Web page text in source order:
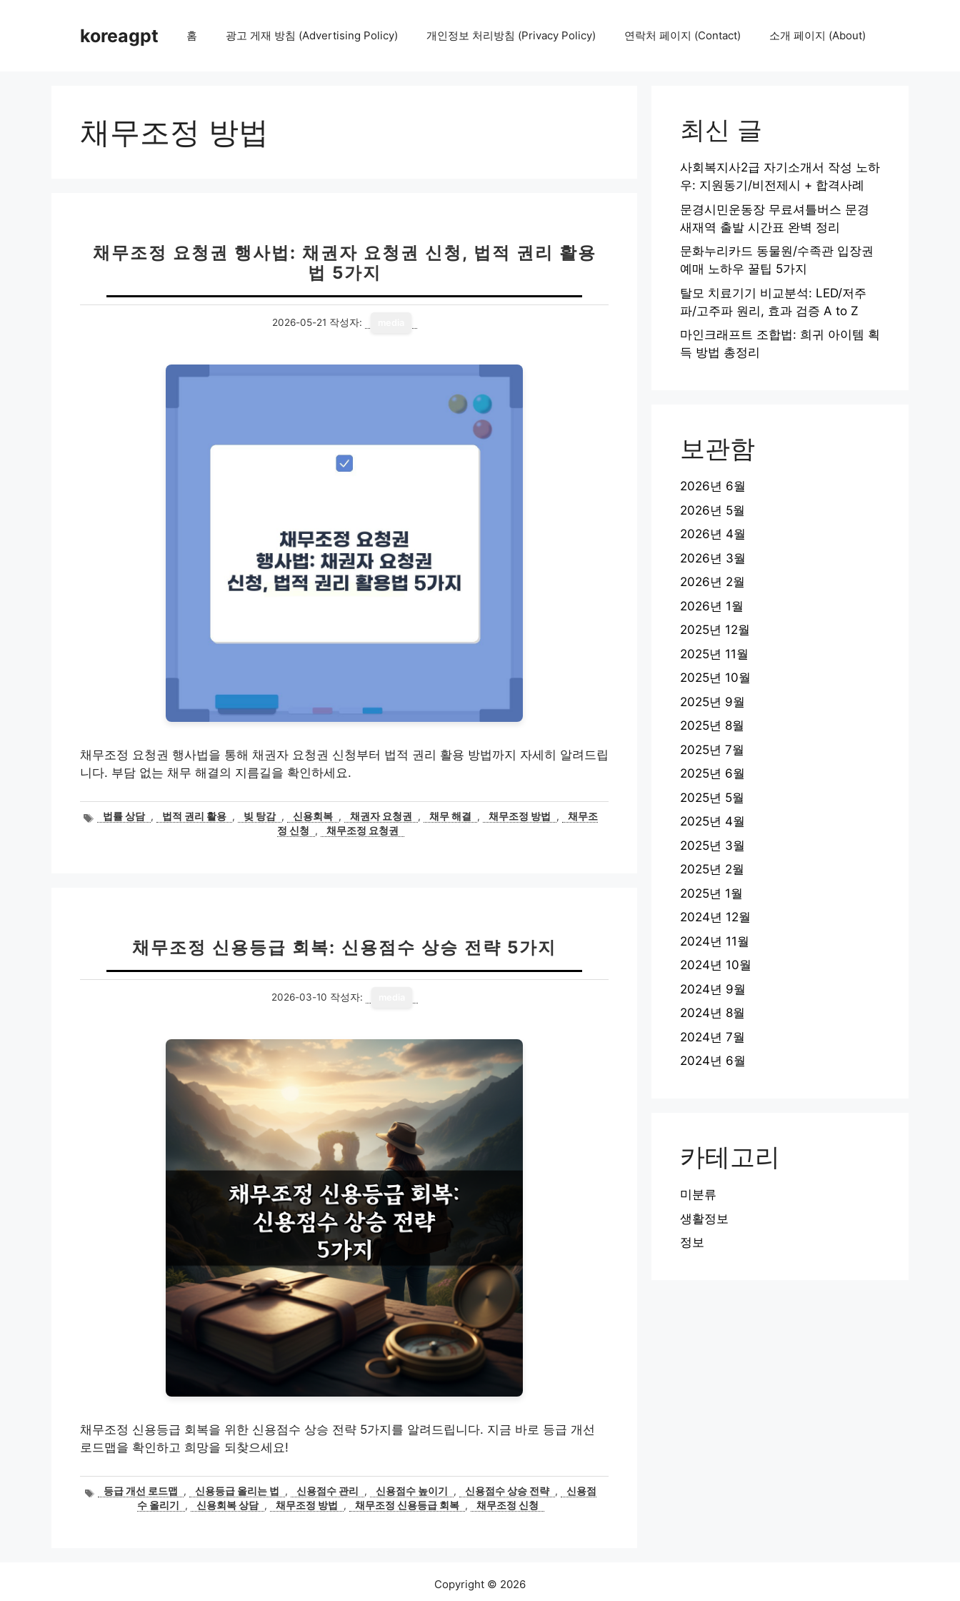
koreagpt 홈 광고 게재 방침 (Advertising Policy) 개인정보 처리방침 (Privacy Policy) 연락처 페이지 (Contact) 소개 페이지 (About)
채무조정 방법
채무조정 요청권 행사법: 채권자 요청권 신청, 법적 권리 활용
법 5가지
2026-05-21 작성자:
채무조정 요청권 행사법을 통해 채권자 요청권 신청부터 법적 권리 활용 방법까지 자세히 알려드립
니다. 부담 없는 채무 해결의 지름길을 확인하세요.
태법률 상담 , 법적 권리 활용 , 빚 탕감 , 신용회복 , 채권자 요청권 , 채무 해결 , 채무조정 방법 ,
채무조
정 신청
, 채무조정 요청권
채무조정 신용등급 회복: 신용점수 상승 전략 5가지
2026-03-10 작성자:
채무조정 신용등급 회복을 위한 신용점수 상승 전략 5가지를 알려드립니다. 지금 바로 등급 개선
로드맵을 확인하고 희망을 되찾으세요!
태등급 개선 로드맵 , 신용등급 올리는 법 , 신용점수 관리 , 신용점수 높이기 , 신용점수 상승 전략 ,
신용점
수 올리기
, 신용회복 상담 , 채무조정 방법 , 채무조정 신용등급 회복 , 채무조정 신청
최신 글
사회복지사2급 자기소개서 작성 노하
우: 지원동기/비전제시 + 합격사례
문경시민운동장 무료셔틀버스 문경
새재역 출발 시간표 완벽 정리
문화누리카드 동물원/수족관 입장권
예매 노하우 꿀팁 5가지
탈모 치료기기 비교분석: LED/저주
파/고주파 원리, 효과 검증 A to Z
마인크래프트 조합법: 희귀 아이템 획
득 방법 총정리
보관함
2026년 6월
2026년 5월
2026년 4월
2026년 3월
2026년 2월
2026년 1월
2025년 12월
2025년 11월
2025년 10월
2025년 9월
2025년 8월
2025년 7월
2025년 6월
2025년 5월
2025년 4월
2025년 3월
2025년 2월
2025년 1월
2024년 12월
2024년 11월
2024년 10월
2024년 9월
2024년 8월
2024년 7월
2024년 6월
카테고리
미분류
생활정보
정보
Copyright © 2026